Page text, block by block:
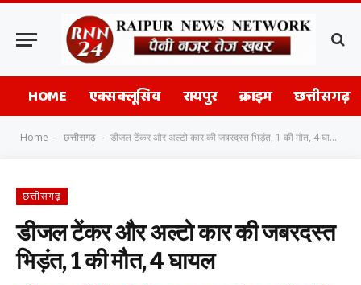
HOME एक्सक्लूसिव रायपुर क्राइम छत्तीसगढ़
Home - छत्तीसगढ़ - डीजल टेंकर और अल्टो कार की जबरदस्त भिड़ंत, 1 की मौत, 4 घायल
छत्तीसगढ़
डीजल टेंकर और अल्टो कार की जबरदस्त
भिड़ंत, 1 की मौत, 4 घायल